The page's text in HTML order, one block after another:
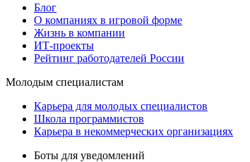
Блог
О компаниях в игровой форме
Жизнь в компании
ИТ-проекты
Рейтинг работодателей России
Молодым специалистам
Карьера для молодых специалистов
Школа программистов
Карьера в некоммерческих организациях
Боты для уведомлений